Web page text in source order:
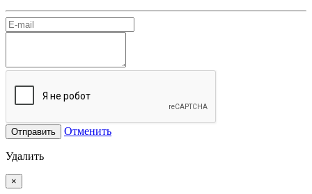
Отправить Отменить
Удалить
×